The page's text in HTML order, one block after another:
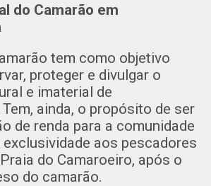
do Camarão em
tem como objetivo
proteger e divulgar o
e imaterial de
ainda, o propósito de ser
de renda para a comunidade
aos pescadores
do Camaroeiro, após o
do camarão.